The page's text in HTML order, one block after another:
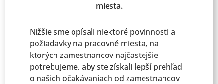
miesta.
Nižšie sme opísali niektoré povinnosti a
požiadavky na pracovné miesta, na
ktorých zamestnancov najčastejšie
potrebujeme, aby ste získali lepší prehľad
o našich očakávaniach od zamestnancov